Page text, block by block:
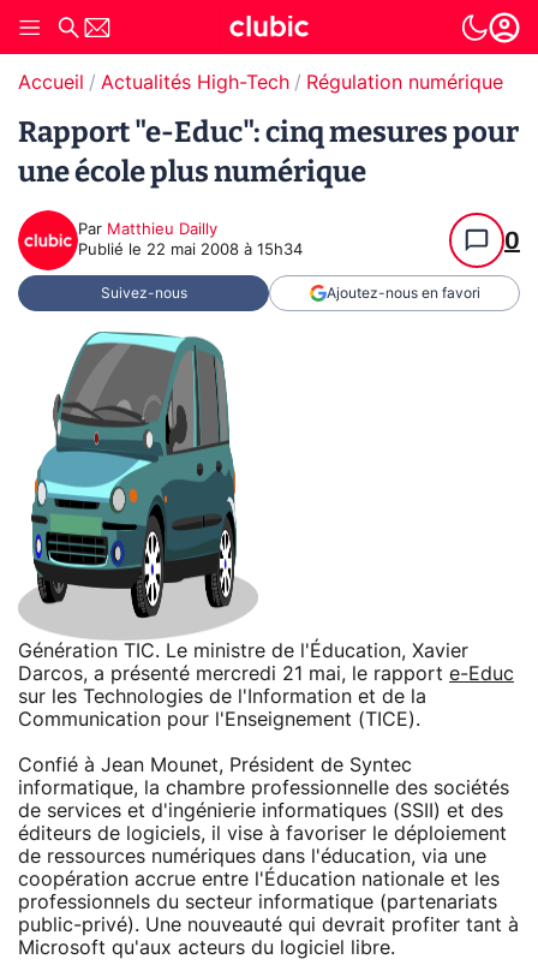
Accueil Actualités High-Tech Régulation numérique
Rapport "e-Educ": cinq mesures pour
une école plus numérique
Par Matthieu Dailly
Publié le 22 mai 2008 à 15h34 0
Suivez-nous Ajoutez-nous en favori
Génération TIC. Le ministre de l'Éducation, Xavier
Darcos, a présenté mercredi 21 mai, le rapport e-Educ
sur les Technologies de l'Information et de la
Communication pour l'Enseignement (TICE).
Confié à Jean Mounet, Président de Syntec
informatique, la chambre professionnelle des sociétés
de services et d'ingénierie informatiques (SSII) et des
éditeurs de logiciels, il vise à favoriser le déploiement
de ressources numériques dans l'éducation, via une
coopération accrue entre l'Éducation nationale et les
professionnels du secteur informatique (partenariats
public-privé). Une nouveauté qui devrait profiter tant à
Microsoft qu'aux acteurs du logiciel libre.